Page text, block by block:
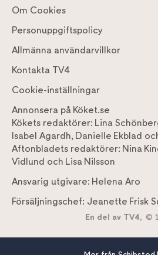
Om Cookies
Personuppgiftspolicy
Allmänna användarvillkor
Kontakta TV4
Cookie-inställningar
Annonsera på Köket.se
Kökets redaktörer: Lina
Isabel Agardh, Danielle Ekblad
Aftonbladets redaktörer: Nina
Vidlund och Lisa Nilsson
Ansvarig utgivare: Helena Aro
Försäljningschef: Jeanette Frisk
En del av TV4, ©